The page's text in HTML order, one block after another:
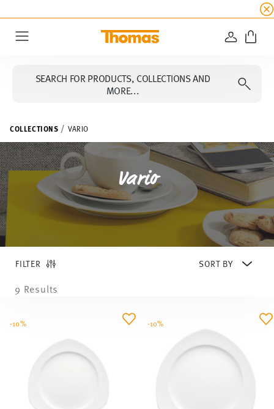
☀️ Up to 45% discount on all
LOGIN
SEARCH FOR PRODUCTS, COLLECTIONS AND
MORE...
COLLECTIONS VARIO
Vario
FILTER
9 Results
-10% -10%